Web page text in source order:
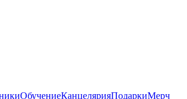
ОбучениеКанцелярияПодаркиМерч